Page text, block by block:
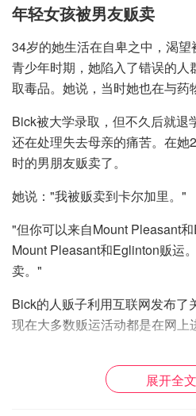
年轻女孩被男友贩卖
34岁的她生活在自卑之中，渴
青少年时期，她陷入了错误的人
取毒品。她说，当时她也在与药
Bick被大学录取，但不久后就退
还在处理失去母亲的痛苦。在她
时的男朋友贩卖了。
她说："我被贩卖到卡尔加里。"
"但你可以来自Mount Pleasant
Mount Pleasant和Eglinton贩运
卖。"
Bick的人贩子利用互联网发布了
现在大多数贩运活动都是在网上
人口贩卖案件增加
"随着新的社交媒体平台和访问
展开全文